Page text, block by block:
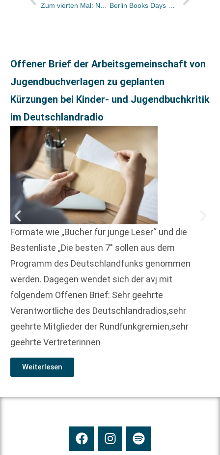
Zum vierten Mal: Nonbook-Seminar im moses.Verlag
Berlin Books Days präsentieren Neuerscheinungen zum Thema Fotografie
Offener Brief der Arbeitsgemeinschaft von
Jugendbuchverlagen zu geplanten
Kürzungen bei Kinder- und Jugendbuchkritik
im Deutschlandradio
Formate wie „Bücher für junge Leser“ und die
Bestenliste „Die besten 7″ sollen aus dem
Programm des Deutschlandfunks genommen
werden. Dagegen wendet sich der avj mit
folgendem Offenen Brief: Sehr geehrte
Verantwortliche des Deutschlandradios,sehr
geehrte Mitglieder der Rundfunkgremien,sehr
geehrte Vertreterinnen
Weiterlesen